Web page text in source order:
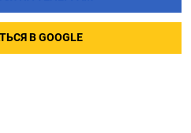
В GOOGLE